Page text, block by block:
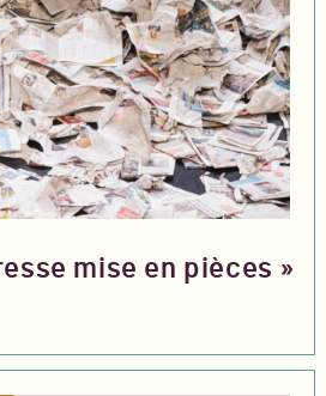
mise en pièces »